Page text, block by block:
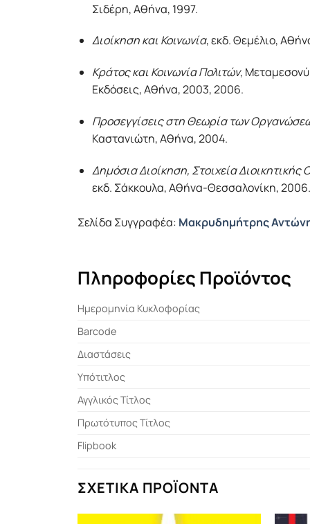
Σιδέρη, Αθήνα, 1997.
Διοίκηση και Κοινωνία, εκδ. Θεμέλιο,
Κράτος και Κοινωνία Πολιτών,
Εκδόσεις, Αθήνα, 2003, 2006.
Προσεγγίσεις στη Θεωρία των
Καστανιώτη, Αθήνα, 2004.
Δημόσια Διοίκηση, Στοιχεία
εκδ. Σάκκουλα, Αθήνα-Θεσσαλονίκη, 2006.
Σελίδα Συγγραφέα: Μακρυδημήτρης
Πληροφορίες Προϊόντος
Ημερομηνία Κυκλοφορίας
Barcode
Διαστάσεις
Υπότιτλος
Αγγλικός Τίτλος
Πρωτότυπος Τίτλος
Flipbook
ΣΧΕΤΙΚΆ ΠΡΟΪΌΝΤΑ